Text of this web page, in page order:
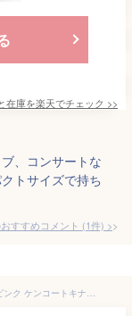
在庫を楽天でチェック >>
、コンサートな
トサイズで持ち
すすめコメント (1件) >
オペラグラス 双眼鏡 倍率3倍 Pliant 3×25 スリム ピンク ケンコートキナー Kenko Tokina [ コンサート 観劇 野鳥観察 コンパクト お出かけ ]【メール便送料無料】